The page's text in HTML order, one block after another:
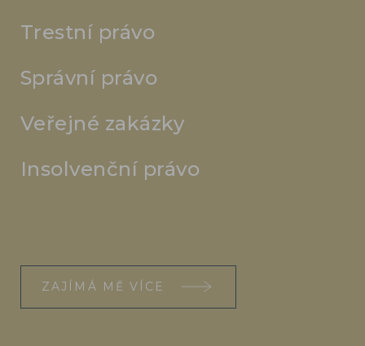
Trestní právo
Správní právo
Veřejné zakázky
Insolvenční právo
ZAJÍMÁ MĚ VÍCE